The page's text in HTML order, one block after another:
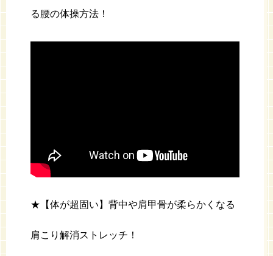
る腰の体操方法！
★【体が超固い】背中や肩甲骨が柔らかくなる
肩こり解消ストレッチ！